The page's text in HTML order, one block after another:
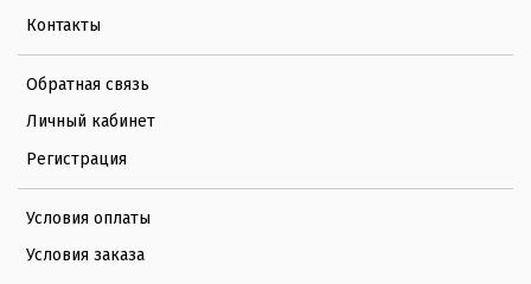
Контакты
Обратная связь
Личный кабинет
Регистрация
Условия оплаты
Условия заказа